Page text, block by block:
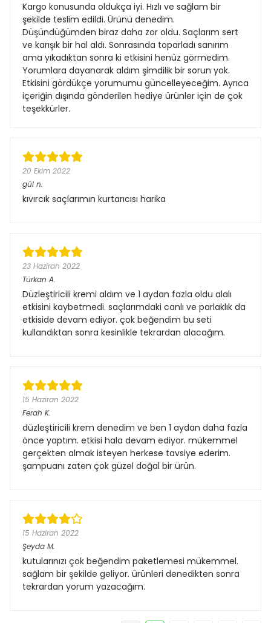
Kargo konusunda oldukça iyi. Hızlı ve sağlam bir
şekilde teslim edildi. Ürünü denedim.
Düşündüğümden biraz daha zor oldu. Saçlarım sert
ve karışık bir hal aldı. Sonrasında toparladı sanırım
ama yıkadıktan sonra ki etkisini henüz görmedim.
Yorumlara dayanarak aldım şimdilik bir sorun yok.
Etkisini gördükçe yorumumu güncelleyeceğim. Ayrıca
içeriğin dışında gönderilen hediye ürünler için de çok
teşekkürler.
20 Ekim 2022
gül n.
kıvırcık saçlarımın kurtarıcısı harika
23 Haziran 2022
Türkan A.
Düzleştiricili kremi aldım ve 1 aydan fazla oldu alalı
etkisini kaybetmedi. saçlarımdaki canlı ve parlaklık da
etkiside devam ediyor. çok beğendim bu seti
kullandıktan sonra kesinlikle tekrardan alacağım.
15 Haziran 2022
Ferah K.
düzleştiricili krem denedim ve ben 1 aydan daha fazla
önce yaptım. etkisi hala devam ediyor. mükemmel
gerçekten almak isteyen herkese tavsiye ederim.
şampuanı zaten çok güzel doğal bir ürün.
15 Haziran 2022
Şeyda M.
kutularınızı çok beğendim paketlemesi mükemmel.
sağlam bir şekilde geliyor. ürünleri denedikten sonra
tekrardan yorum yazacağım.